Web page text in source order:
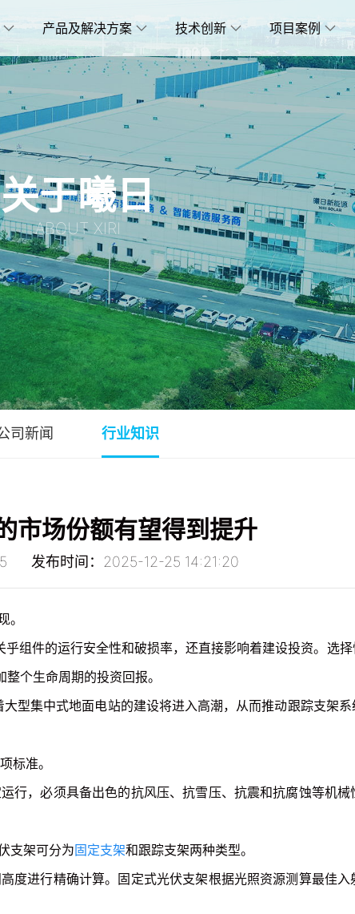
产品及解决方案 技术创新 项目案例
关于曦日
ABOUT XIRI
司新闻 行业知识
市场份额有望得到提升
发布时间：2025-12-25 14:21:20
乎组件的运行安全性和破损率，还直接影响着建设投资。选
个生命周期的投资回报。
型集中式地面电站的建设将进入高潮，从而推动跟踪支架
标准。
行，必须具备出色的抗风压、抗雪压、抗震和抗腐蚀等机
支架可分为固定支架和跟踪支架两种类型。
度进行精确计算。固定式光伏支架根据光照资源测算最佳